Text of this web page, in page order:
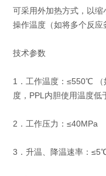
可采用外加热方式，以
操作温度（如将多个反应
技术参数
1．工作温度：≤550℃ （
度，PPL内胆使用温度低
2．工作压力：≤40MPa
3．升温、降温速率：